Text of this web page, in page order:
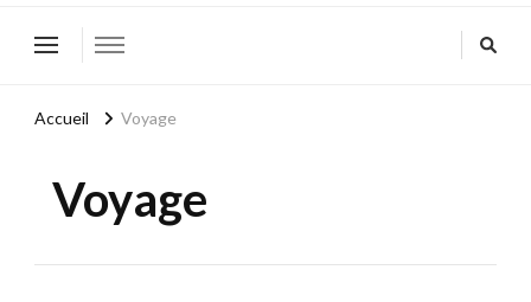
Accueil Voyage
Voyage